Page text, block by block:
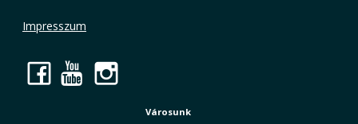
Impresszum
Facebook
YouTube
Városunk